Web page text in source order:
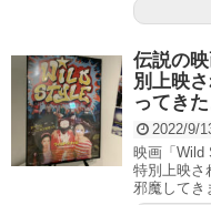
伝説の
別上映
ってき
2022/9/
映画「Wild
特別上映さ
邪魔してき